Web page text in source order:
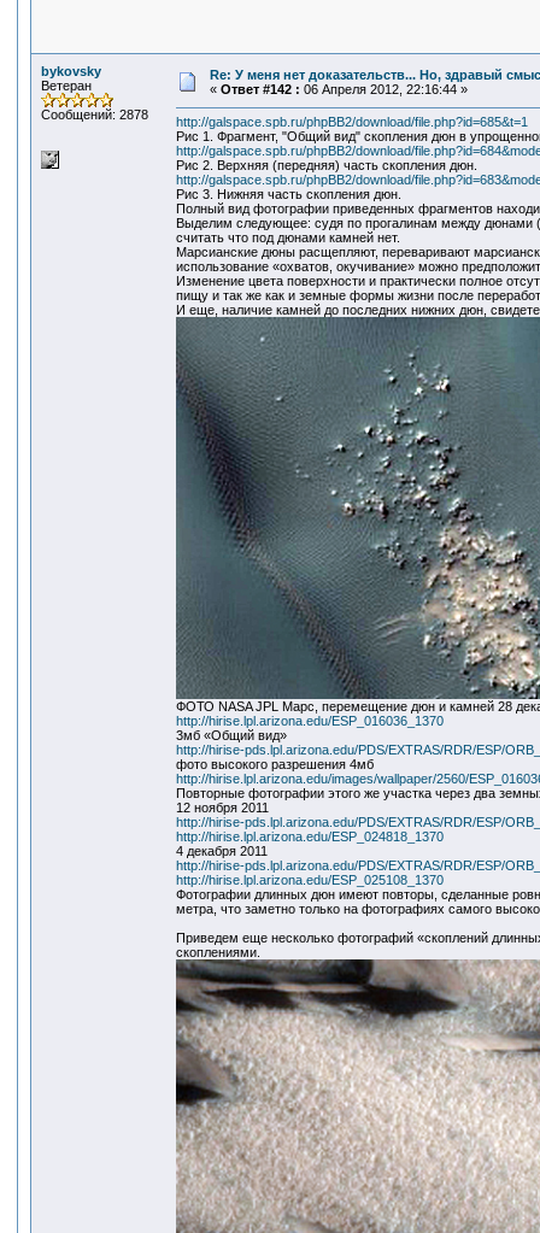
bykovsky
Ветеран
Сообщений: 2878
Re: У меня нет доказательств... Но, здравый
« Ответ #142 : 06 Апреля 2012, 22:16:44 »
http://galspace.spb.ru/phpBB2/download/file.php?id=685&t=1
Рис 1. Фрагмент, "Общий вид" скопления дюн в
http://galspace.spb.ru/phpBB2/download/
Рис 2. Верхняя (передняя) часть скопления дюн.
http://galspace.spb.ru/phpBB2/download/
Рис 3. Нижняя часть скопления дюн.
Полный вид фотографии приведенных фрагментов
Выделим следующее: судя по прогалинам между
считать что под дюнами камней нет.
Марсианские дюны расщепляют, переваривают
использование «охватов, окучивание» можно
Изменение цвета поверхности и практически полное
пищу и так же как и земные формы жизни после
И еще, наличие камней до последних нижних дюн,
ФОТО NASA JPL Марс, перемещение дюн и камней 28
http://hirise.lpl.arizona.edu/ESP_016036_1370
3мб «Общий вид»
http://hirise-pds.lpl.arizona.edu/PDS/EXTRAS/RDR/ESP/
фото высокого разрешения 4мб
http://hirise.lpl.arizona.edu/images/wallpaper/2560/
Повторные фотографии этого же участка через два
12 ноября 2011
http://hirise-pds.lpl.arizona.edu/PDS/EXTRAS/RDR/ESP/
http://hirise.lpl.arizona.edu/ESP_024818_1370
4 декабря 2011
http://hirise-pds.lpl.arizona.edu/PDS/EXTRAS/RDR/ESP/
http://hirise.lpl.arizona.edu/ESP_025108_1370
Фотографии длинных дюн имеют повторы, сделанные
метра, что заметно только на фотографиях самого
Приведем еще несколько фотографий «скоплений
скоплениями.